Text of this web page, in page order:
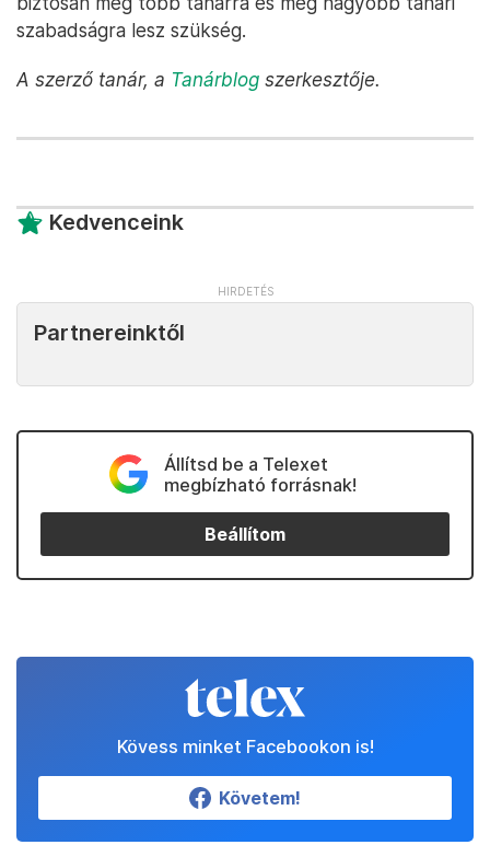
szabadságra lesz szükség.
A szerző tanár, a Tanárblog szerkesztője.
Kedvenceink
Partnereinktől
Állítsd be a Telexet
megbízható forrásnak!
Beállítom
Kövess minket Facebookon is!
Követem!